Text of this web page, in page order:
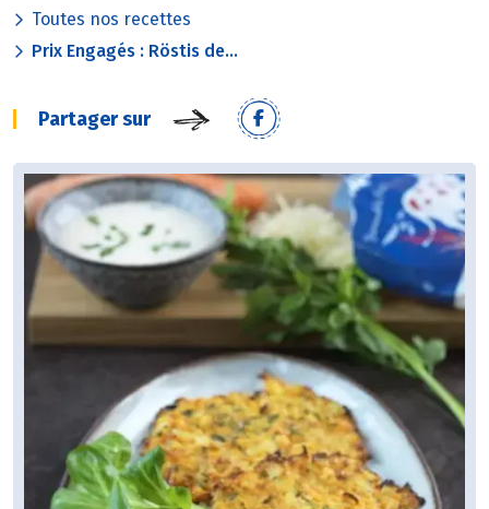
Toutes nos recettes
Prix Engagés : Röstis de...
Partager sur